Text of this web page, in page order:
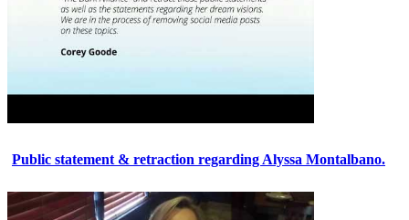
Public statement & retraction regarding Alyssa Montalbano.